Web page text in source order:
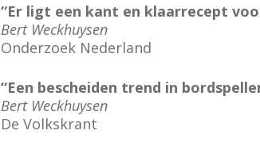
“Er ligt een kant en klaarrecept
Bert Weckhuysen
Onderzoek Nederland
“Een bescheiden trend in
Bert Weckhuysen
De Volkskrant